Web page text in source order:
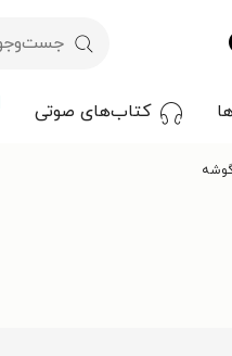
کتاب‌های صوتی
گوشه